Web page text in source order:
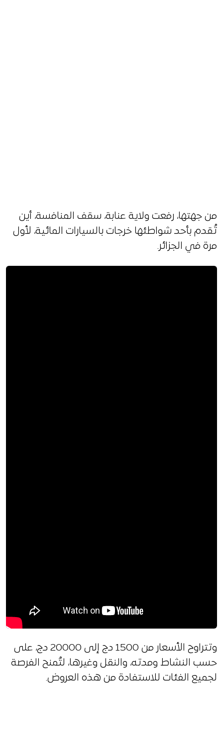
من جهتها، رفعت ولاية عنابة، سقف المنافسة، أين
تُقدم بأحد شواطئها خرجات بالسيارات المائية، لأول
مرة في الجزائر.
وتتراوح الأسعار من 1500 دج إلى 20000 دج، على
حسب النشاط ومدته، والنقل وغيرها، لتُمنح الفرصة
لجميع الفئات للاستفادة من هذه العروض.